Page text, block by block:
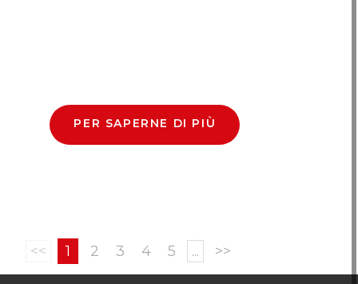
PER SAPERNE DI PIÙ
<< 1 2 3 4 5 ... >>